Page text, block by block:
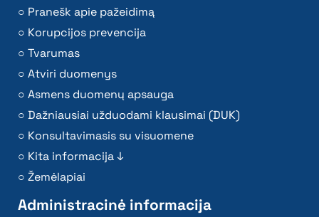
Pranešk apie pažeidimą
Korupcijos prevencija
Tvarumas
Atviri duomenys
Asmens duomenų apsauga
Dažniausiai užduodami klausimai (DUK)
Konsultavimasis su visuomene
Kita informacija ↓
Žemėlapiai
Administracinė informacija